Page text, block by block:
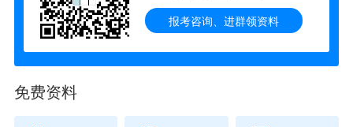
报考咨询、进群领资料
免费资料